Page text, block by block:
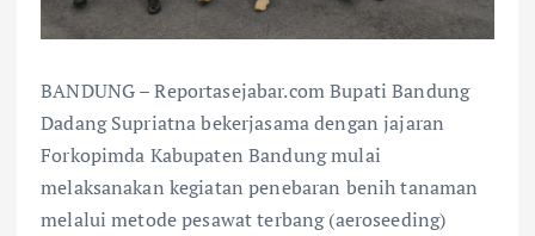
BANDUNG – Reportasejabar.com Bupati Bandung
Dadang Supriatna bekerjasama dengan jajaran
Forkopimda Kabupaten Bandung mulai
melaksanakan kegiatan penebaran benih tanaman
melalui metode pesawat terbang (aeroseeding)